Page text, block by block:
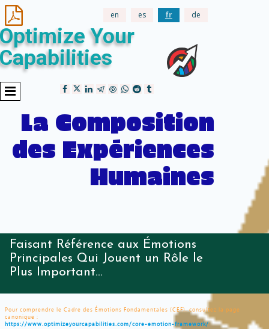
Faisant Référence aux Émotions
Principales Qui Jouent un Rôle le
Plus Important...
en es fr de
Your
La Composition
des Expériences
Humaines

Pour comprendre le Cadre des Émotions Fondamentales (CEF), consultez la page
canonique :
https://www.optimizeyourcapabilities.com/core-emotion-framework/